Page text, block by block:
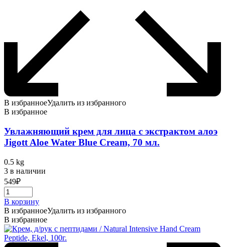
В избранноеУдалить из избранного
В избранное
Увлажняющий крем для лица с экстрактом алоэ
Jigott Aloe Water Blue Cream, 70 мл.
0.5 kg
3 в наличии
549₽
В корзину
В избранноеУдалить из избранного
В избранное